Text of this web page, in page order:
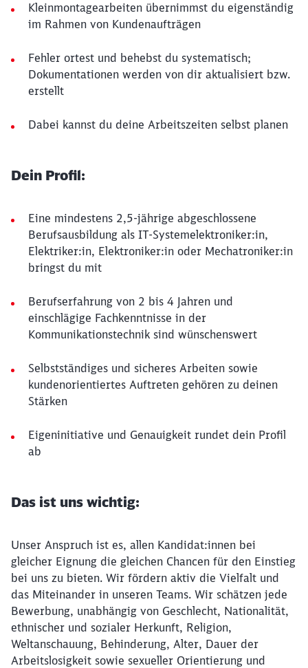
Kleinmontagearbeiten übernimmst du eigenständig
im Rahmen von Kundenaufträgen
Fehler ortest und behebst du systematisch;
Dokumentationen werden von dir aktualisiert bzw.
erstellt
Dabei kannst du deine Arbeitszeiten selbst planen
Dein Profil:
Eine mindestens 2,5-jährige abgeschlossene
Berufsausbildung als IT-Systemelektroniker:in,
Elektriker:in, Elektroniker:in oder Mechatroniker:in
bringst du mit
Berufserfahrung von 2 bis 4 Jahren und
einschlägige Fachkenntnisse in der
Kommunikationstechnik sind wünschenswert
Selbstständiges und sicheres Arbeiten sowie
kundenorientiertes Auftreten gehören zu deinen
Stärken
Eigeninitiative und Genauigkeit rundet dein Profil
ab
Das ist uns wichtig:
Unser Anspruch ist es, allen Kandidat:innen bei
gleicher Eignung die gleichen Chancen für den Einstieg
bei uns zu bieten. Wir fördern aktiv die Vielfalt und
das Miteinander in unseren Teams. Wir schätzen jede
Bewerbung, unabhängig von Geschlecht, Nationalität,
ethnischer und sozialer Herkunft, Religion,
Weltanschauung, Behinderung, Alter, Dauer der
Arbeitslosigkeit sowie sexueller Orientierung und